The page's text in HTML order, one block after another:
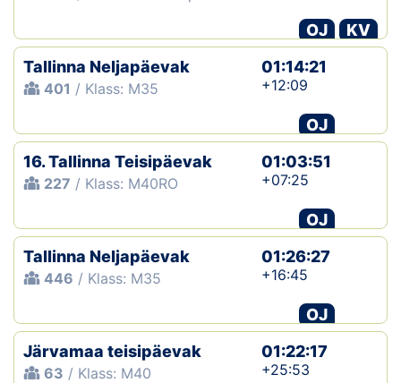
OJ
KV
Tallinna Neljapäevak
401 / Klass: M35
01:14:21
+12:09
OJ
16. Tallinna Teisipäevak
227 / Klass: M40RO
01:03:51
+07:25
OJ
Tallinna Neljapäevak
446 / Klass: M35
01:26:27
+16:45
OJ
Järvamaa teisipäevak
63 / Klass: M40
01:22:17
+25:53